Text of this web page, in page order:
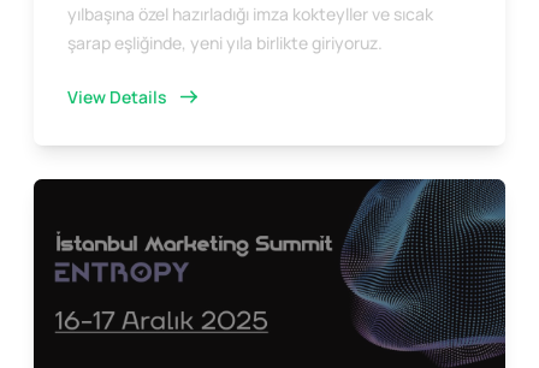
yılbaşına özel hazırladığı imza kokteyller ve sıcak
şarap eşliğinde, yeni yıla birlikte giriyoruz.
View Details